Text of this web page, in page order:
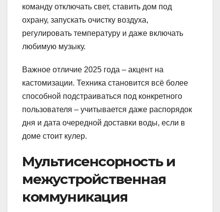
команду отключать свет, ставить дом под
охрану, запускать очистку воздуха,
регулировать температуру и даже включать
любимую музыку.
Важное отличие 2025 года – акцент на
кастомизации. Техника становится всё более
способной подстраиваться под конкретного
пользователя – учитывается даже распорядок
дня и дата очередной доставки воды, если в
доме стоит кулер.
Мультисенсорность и
межустройственная
коммуникация